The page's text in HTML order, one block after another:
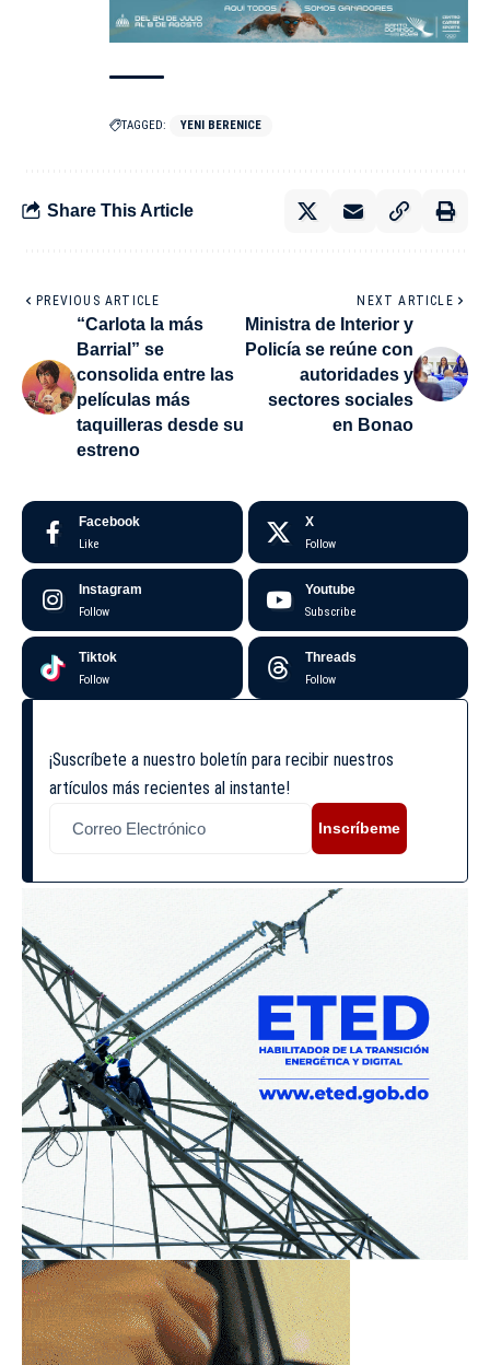
TAGGED: YENI BERENICE
Share This Article
PREVIOUS ARTICLE
“Carlota la más
Barrial” se
consolida entre las
películas más
taquilleras desde su
estreno
NEXT ARTICLE
Ministra de Interior y
Policía se reúne con
autoridades y
sectores sociales
en Bonao
Facebook
Like
X
Follow
Instagram
Follow
Youtube
Subscribe
Tiktok
Follow
Threads
Follow
¡Suscríbete a nuestro boletín para recibir nuestros
artículos más recientes al instante!
Inscríbeme